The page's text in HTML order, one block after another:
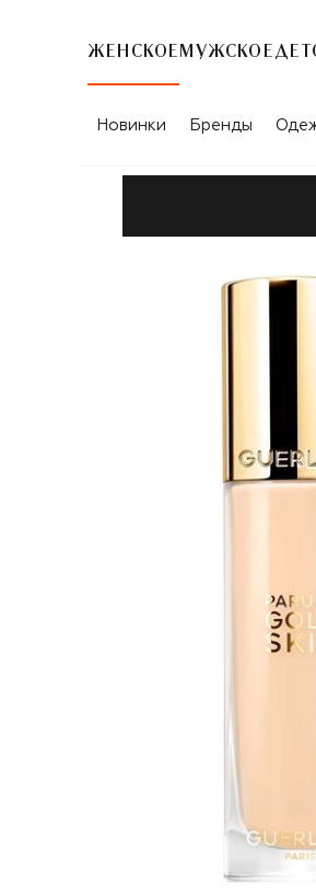
ЖЕНСКОЕ МУЖСКОЕ
Новинки Бренды